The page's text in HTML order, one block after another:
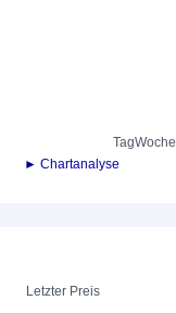
TagWoche
► Chartanalyse
Letzter Preis